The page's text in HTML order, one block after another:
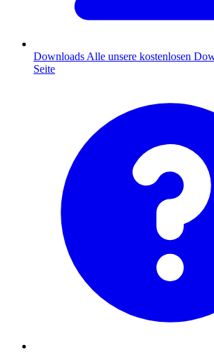
Downloads Alle unsere kostenlosen
Seite